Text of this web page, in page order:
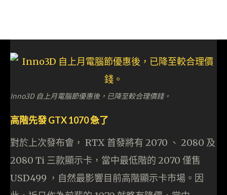
Inno3D 自上月電腦節優惠後，已降至較合理價錢。
高階先發 GTX 1070 急了
對於上次發布會， RTX 首發將有 2070 、 2080 及
2080 Ti 三款顯示卡，當中最低階的 2070 僅售
USD499 ，自然最影響目前高階顯示卡市場。因